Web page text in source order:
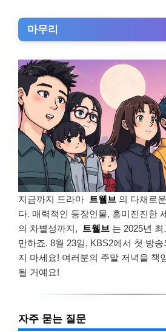
마무리
지금까지 드라마 트웰브 의 다채로
다. 매력적인 등장인물, 흥미진진한
의 차별성까지, 트웰브 는 2025년
만하죠. 8월 23일, KBS2에서 첫 방송
지 마세요! 여러분의 주말 저녁을 책
될 거예요!
자주 묻는 질문